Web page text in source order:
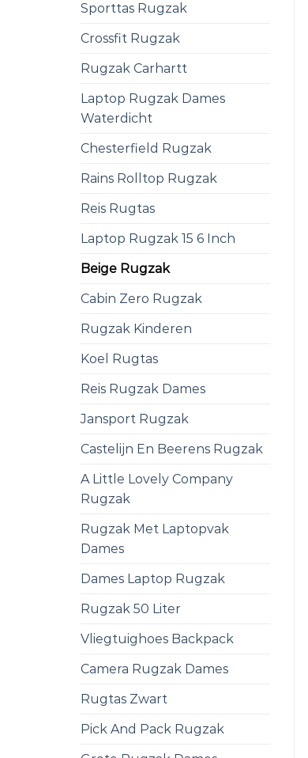
Sporttas Rugzak
Crossfit Rugzak
Rugzak Carhartt
Laptop Rugzak Dames
Waterdicht
Chesterfield Rugzak
Rains Rolltop Rugzak
Reis Rugtas
Laptop Rugzak 15 6 Inch
Beige Rugzak
Cabin Zero Rugzak
Rugzak Kinderen
Koel Rugtas
Reis Rugzak Dames
Jansport Rugzak
Castelijn En Beerens Rugzak
A Little Lovely Company
Rugzak
Rugzak Met Laptopvak
Dames
Dames Laptop Rugzak
Rugzak 50 Liter
Vliegtuighoes Backpack
Camera Rugzak Dames
Rugtas Zwart
Pick And Pack Rugzak